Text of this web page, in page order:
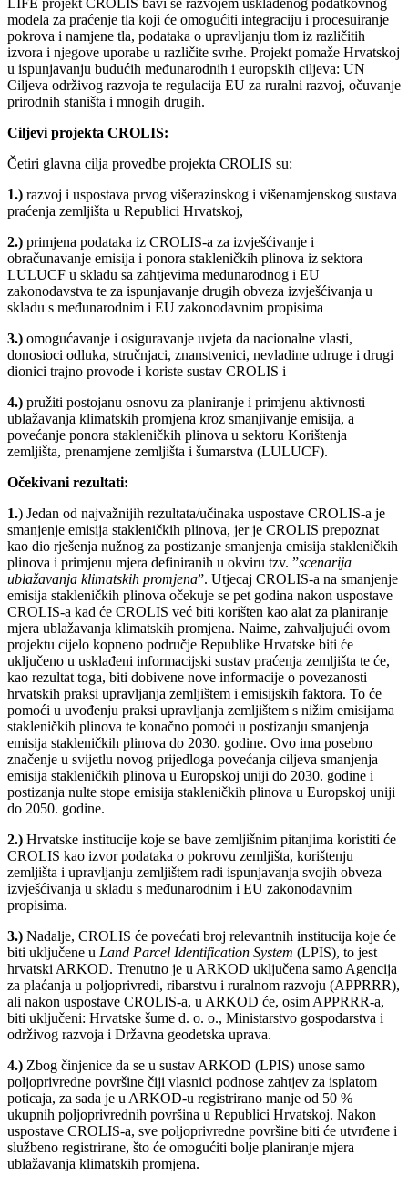
LIFE projekt CROLIS bavi se razvojem usklađenog podatkovnog
modela za praćenje tla koji će omogućiti integraciju i procesuiranje
pokrova i namjene tla, podataka o upravljanju tlom iz različitih
izvora i njegove uporabe u različite svrhe. Projekt pomaže Hrvatskoj
u ispunjavanju budućih međunarodnih i europskih ciljeva: UN
Ciljeva održivog razvoja te regulacija EU za ruralni razvoj, očuvanje
prirodnih staništa i mnogih drugih.
Ciljevi projekta CROLIS:
Četiri glavna cilja provedbe projekta CROLIS su:
1.) razvoj i uspostava prvog višerazinskog i višenamjenskog sustava
praćenja zemljišta u Republici Hrvatskoj,
2.) primjena podataka iz CROLIS-a za izvješćivanje i
obračunavanje emisija i ponora stakleničkih plinova iz sektora
LULUCF u skladu sa zahtjevima međunarodnog i EU
zakonodavstva te za ispunjavanje drugih obveza izvješćivanja u
skladu s međunarodnim i EU zakonodavnim propisima
3.) omogućavanje i osiguravanje uvjeta da nacionalne vlasti,
donosioci odluka, stručnjaci, znanstvenici, nevladine udruge i drugi
dionici trajno provode i koriste sustav CROLIS i
4.) pružiti postojanu osnovu za planiranje i primjenu aktivnosti
ublažavanja klimatskih promjena kroz smanjivanje emisija, a
povećanje ponora stakleničkih plinova u sektoru Korištenja
zemljišta, prenamjene zemljišta i šumarstva (LULUCF).
Očekivani rezultati:
1.) Jedan od najvažnijih rezultata/učinaka uspostave CROLIS-a je
smanjenje emisija stakleničkih plinova, jer je CROLIS prepoznat
kao dio rješenja nužnog za postizanje smanjenja emisija stakleničkih
plinova i primjenu mjera definiranih u okviru tzv. ”scenarija
ublažavanja klimatskih promjena”. Utjecaj CROLIS-a na smanjenje
emisija stakleničkih plinova očekuje se pet godina nakon uspostave
CROLIS-a kad će CROLIS već biti korišten kao alat za planiranje
mjera ublažavanja klimatskih promjena. Naime, zahvaljujući ovom
projektu cijelo kopneno područje Republike Hrvatske biti će
uključeno u usklađeni informacijski sustav praćenja zemljišta te će,
kao rezultat toga, biti dobivene nove informacije o povezanosti
hrvatskih praksi upravljanja zemljištem i emisijskih faktora. To će
pomoći u uvođenju praksi upravljanja zemljištem s nižim emisijama
stakleničkih plinova te konačno pomoći u postizanju smanjenja
emisija stakleničkih plinova do 2030. godine. Ovo ima posebno
značenje u svijetlu novog prijedloga povećanja ciljeva smanjenja
emisija stakleničkih plinova u Europskoj uniji do 2030. godine i
postizanja nulte stope emisija stakleničkih plinova u Europskoj uniji
do 2050. godine.
2.) Hrvatske institucije koje se bave zemljišnim pitanjima koristiti će
CROLIS kao izvor podataka o pokrovu zemljišta, korištenju
zemljišta i upravljanju zemljištem radi ispunjavanja svojih obveza
izvješćivanja u skladu s međunarodnim i EU zakonodavnim
propisima.
3.) Nadalje, CROLIS će povećati broj relevantnih institucija koje će
biti uključene u Land Parcel Identification System (LPIS), to jest
hrvatski ARKOD. Trenutno je u ARKOD uključena samo Agencija
za plaćanja u poljoprivredi, ribarstvu i ruralnom razvoju (APPRRR),
ali nakon uspostave CROLIS-a, u ARKOD će, osim APPRRR-a,
biti uključeni: Hrvatske šume d. o. o., Ministarstvo gospodarstva i
održivog razvoja i Državna geodetska uprava.
4.) Zbog činjenice da se u sustav ARKOD (LPIS) unose samo
poljoprivredne površine čiji vlasnici podnose zahtjev za isplatom
poticaja, za sada je u ARKOD-u registrirano manje od 50 %
ukupnih poljoprivrednih površina u Republici Hrvatskoj. Nakon
uspostave CROLIS-a, sve poljoprivredne površine biti će utvrđene i
službeno registrirane, što će omogućiti bolje planiranje mjera
ublažavanja klimatskih promjena.